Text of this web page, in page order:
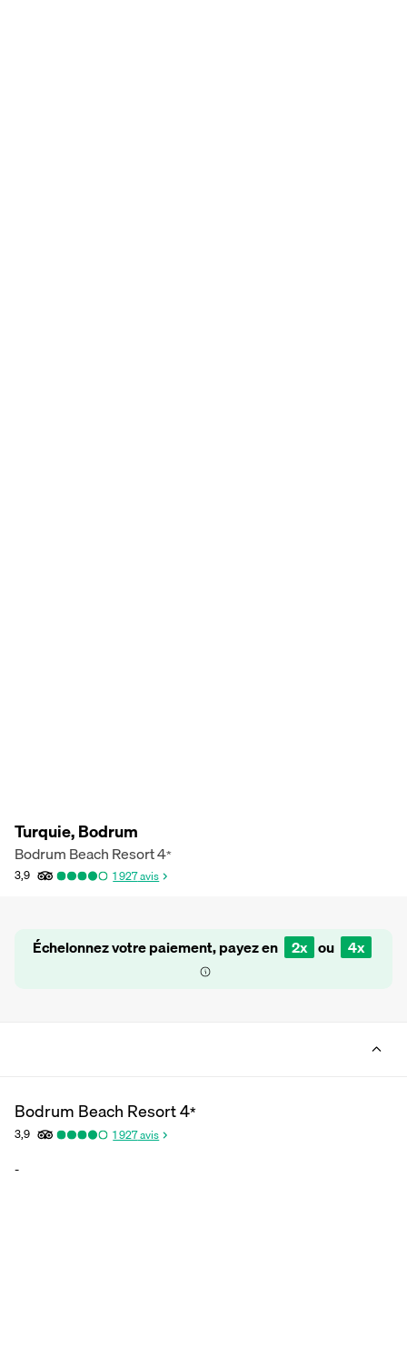
Turquie, Bodrum
Bodrum Beach Resort4*
3,9 1 927avis
Échelonnez votre paiement, payez en 2x ou 4x
Bodrum Beach Resort4*
3,9 1 927avis
-